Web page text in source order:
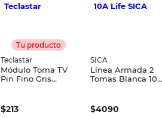
Tu producto
Teclastar
Módulo Toma TV
Pin Fino Gris
$213
SICA
Línea Armada 2
Tomas Blanca
$4090